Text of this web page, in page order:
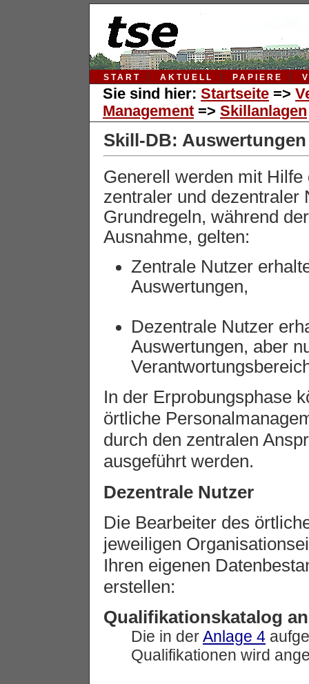
START AKTUELL PAPIERE
Sie sind hier: Startseite =>
Management => Skillanlagen
Skill-DB: Auswertungen
Generell werden mit
zentraler und dezentraler
Grundregeln, während
Ausnahme, gelten:
Zentrale Nutzer
Auswertungen,
Dezentrale Nutzer
Auswertungen, aber
In der Erprobungsphase
örtliche
durch den zentralen
ausgeführt werden.
Dezentrale Nutzer
Die Bearbeiter des
jeweiligen
Ihren eigenen
erstellen:
Qualifikationskatalog
Die in derAnlage 4
Qualifikationen wird